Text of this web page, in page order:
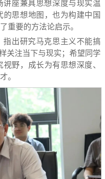
座兼具思想深度与现实温
思想地图，也为构建中国
重要的方法论启示。
出研究马克思主义不能搞
关注当下与现实；希望同学
野，成长为有思想深度、
。